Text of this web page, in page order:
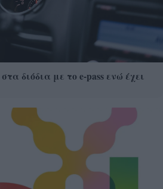
διόδια με το e-pass ενώ έχει